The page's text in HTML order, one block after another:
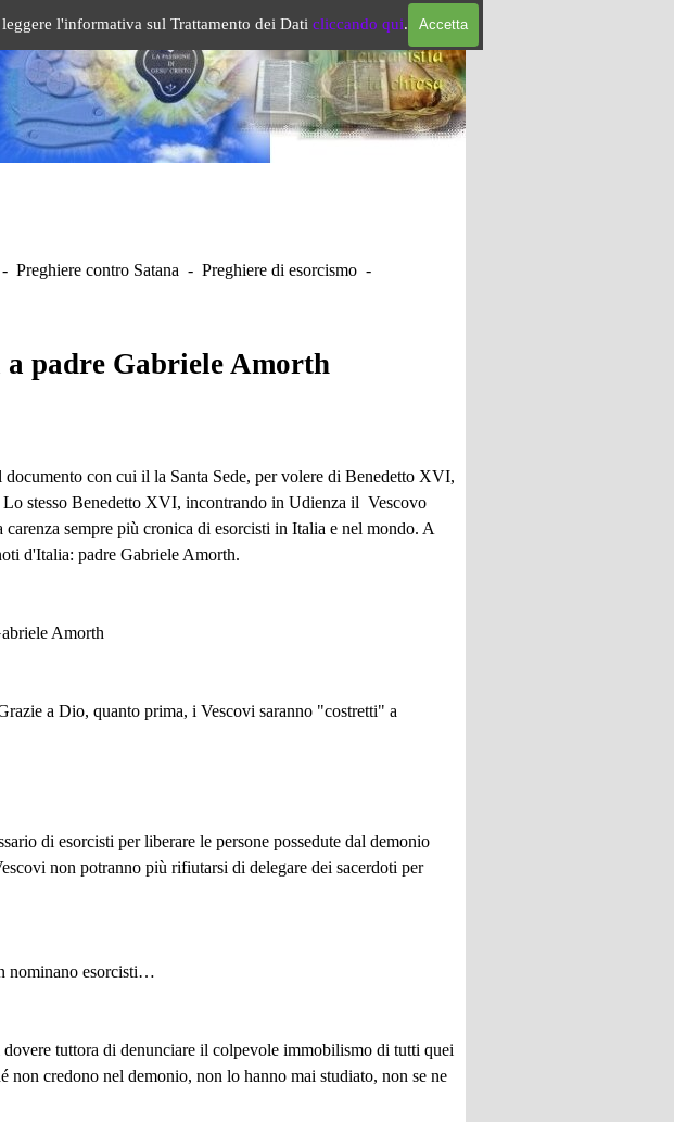
l'informativa sul Trattamento dei Dati cliccando qui. Accetta
- Preghiere contro Satana - Preghiere di esorcismo -
padre Gabriele Amorth
con cui il la Santa Sede, per volere di Benedetto XVI,
stesso Benedetto XVI, incontrando in Udienza il Vescovo
sempre più cronica di esorcisti in Italia e nel mondo. A
d'Italia: padre Gabriele Amorth.
Amorth
a Dio, quanto prima, i Vescovi saranno "costretti" a
di esorcisti per liberare le persone possedute dal demonio
non potranno più rifiutarsi di delegare dei sacerdoti per
nominano esorcisti…
tuttora di denunciare il colpevole immobilismo di tutti quei
credono nel demonio, non lo hanno mai studiato, non se ne